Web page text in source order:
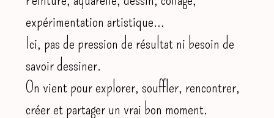
expérimentation artistique…
Ici, pas de pression de résultat ni besoin de
savoir dessiner.
On vient pour explorer, souffler, rencontrer,
créer et partager un vrai bon moment.